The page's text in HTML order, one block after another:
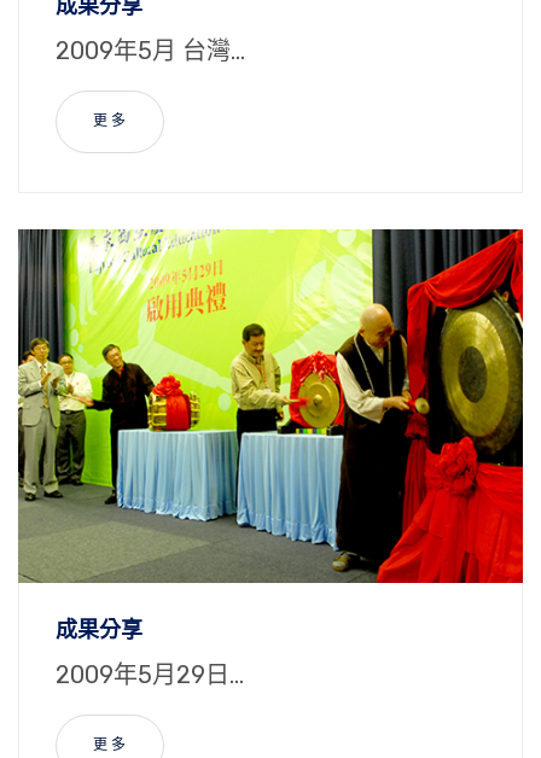
成果分享
2009年5月 台灣...
更 多
成果分享
2009年5月29日...
更 多